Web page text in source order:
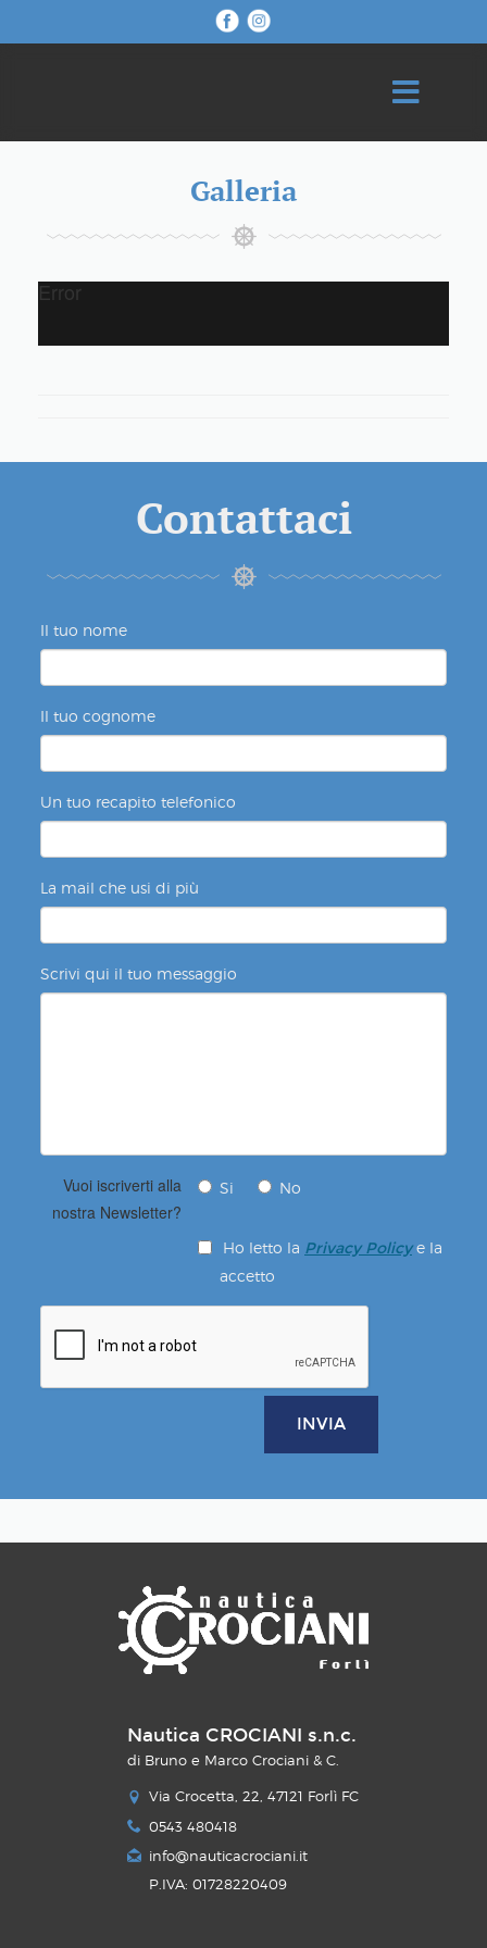
Galleria
Error
Contattaci
Il tuo nome
Il tuo cognome
Un tuo recapito telefonico
La mail che usi di più
Scrivi qui il tuo messaggio
Vuoi iscriverti alla
nostra Newsletter?
Si No
Ho letto la Privacy Policye la
accetto
INVIA
Nautica CROCIANI s.n.c.
di Bruno e Marco Crociani & C.
Via Crocetta, 22, 47121 Forlì FC
0543 480418
info@nauticacrociani.it
P.IVA: 01728220409